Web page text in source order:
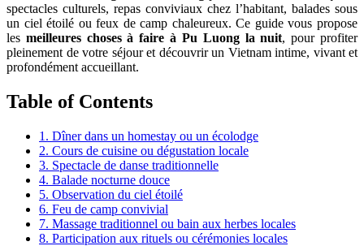
spectacles culturels, repas conviviaux chez l’habitant, balades sous
un ciel étoilé ou feux de camp chaleureux. Ce guide vous propose
les meilleures choses à faire à Pu Luong la nuit, pour profiter
pleinement de votre séjour et découvrir un Vietnam intime, vivant et
profondément accueillant.
Table of Contents
1. Dîner dans un homestay ou un écolodge
2. Cours de cuisine ou dégustation locale
3. Spectacle de danse traditionnelle
4. Balade nocturne douce
5. Observation du ciel étoilé
6. Feu de camp convivial
7. Massage traditionnel ou bain aux herbes locales
8. Participation aux rituels ou cérémonies locales